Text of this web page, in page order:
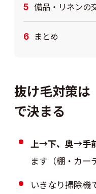
備品・リネンの
まとめ
抜け毛対策は
で決まる
上→下、奥→手
ます（棚・カー
いきなり掃除機